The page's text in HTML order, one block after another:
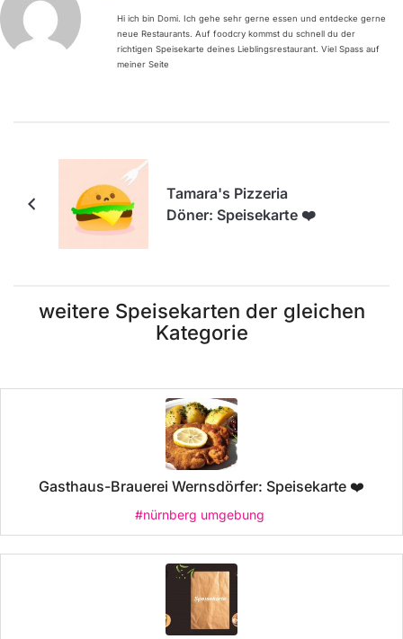
Hi ich bin Domi. Ich gehe sehr gerne essen und entdecke gerne
neue Restaurants. Auf foodcry kommst du schnell du der
richtigen Speisekarte deines Lieblingsrestaurant. Viel Spass auf
meiner Seite
Tamara's Pizzeria
Döner: Speisekarte ❤️
weitere Speisekarten der gleichen
Kategorie
Gasthaus-Brauerei Wernsdörfer: Speisekarte ❤️
#nürnberg umgebung